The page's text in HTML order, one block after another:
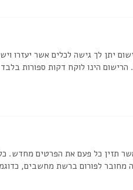
יתן לך גישה לכלים אשר יעזרו
הינו לוקח דקות ספורות
תזין כל פעם את הפרטים מחדש.
לפורום ברשת מחשבים,